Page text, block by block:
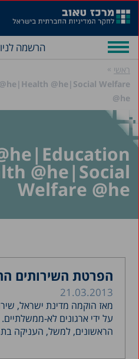
הרשמה
ראשי »
@he|Social Welfare
@he
@he|Social
Welfare @he
הפרטת השירותים
21.03.2013
מאז הוקמה מדינת ישראל,
על ידי ארגונים לא-
הראשונים, למשל, העניקה